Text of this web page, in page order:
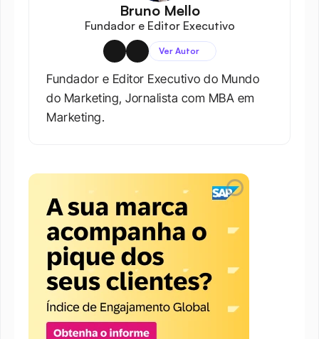
Bruno Mello
Fundador e Editor Executivo
Ver Autor
Fundador e Editor Executivo do Mundo
do Marketing, Jornalista com MBA em
Marketing.